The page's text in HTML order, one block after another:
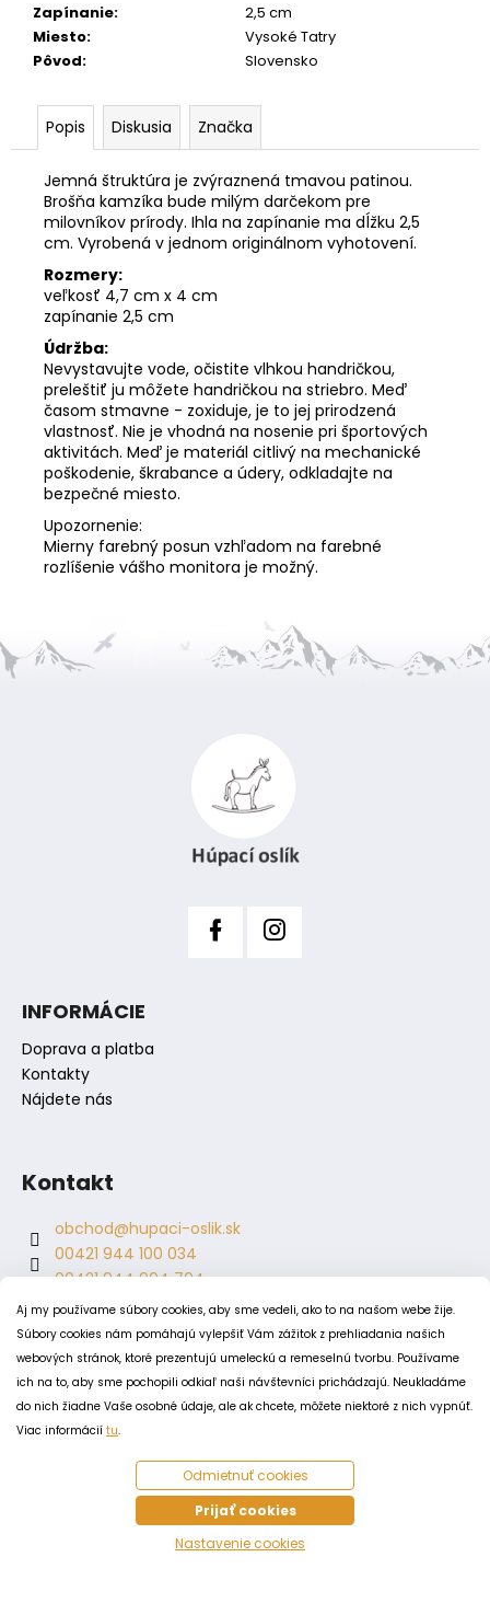
Aj my používame súbory cookies, aby sme vedeli, ako to na našom webe žije.
Súbory cookies nám pomáhajú vylepšiť Vám zážitok z prehliadania našich
webových stránok, ktoré prezentujú umeleckú a remeselnú tvorbu. Používame
ich na to, aby sme pochopili odkiaľ naši návštevníci prichádzajú. Neukladáme
do nich žiadne Vaše osobné údaje, ale ak chcete, môžete niektoré z nich vypnúť.
Viac informácií tu.
Odmietnuť cookies
Prijať cookies
Nastavenie cookies
Zapínanie:
2,5 cm
Miesto:
Vysoké Tatry
Pôvod: Slovensko
Popis Diskusia Značka
Jemná štruktúra je zvýraznená tmavou patinou.
Brošňa kamzíka bude milým darčekom pre
milovníkov prírody. Ihla na zapínanie ma dĺžku 2,5
cm. Vyrobená v jednom originálnom vyhotovení.
Rozmery:
veľkosť 4,7 cm x 4 cm
zapínanie 2,5 cm
Údržba:
Nevystavujte vode, očistite vlhkou handričkou,
preleštiť ju môžete handričkou na striebro. Meď
časom stmavne - zoxiduje, je to jej prirodzená
vlastnosť. Nie je vhodná na nosenie pri športových
aktivitách. Meď je materiál citlivý na mechanické
poškodenie, škrabance a údery, odkladajte na
bezpečné miesto.
Upozornenie:
Mierny farebný posun vzhľadom na farebné
rozlíšenie vášho monitora je možný.
INFORMÁCIE
Doprava a platba
Kontakty
Nájdete nás
Kontakt
obchod@hupaci-oslik.sk
00421 944 100 034
00421 944 904 704
hupaci.oslik
dagmar.juricova
PODMIENKY
Obchodné podmienky
Odstúpenie od zmluvy
Zásady spracovania a ochrany osobných údajov
Zásady používania súborov cookie